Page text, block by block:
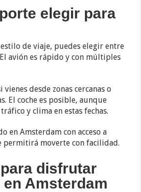
elegir para
de viaje, puedes elegir entre
avión es rápido y con múltiples
desde zonas cercanas o
El coche es posible, aunque
y clima en estas fechas.
en Amsterdam con acceso a
permitirá moverte con facilidad.
disfrutar
Amsterdam